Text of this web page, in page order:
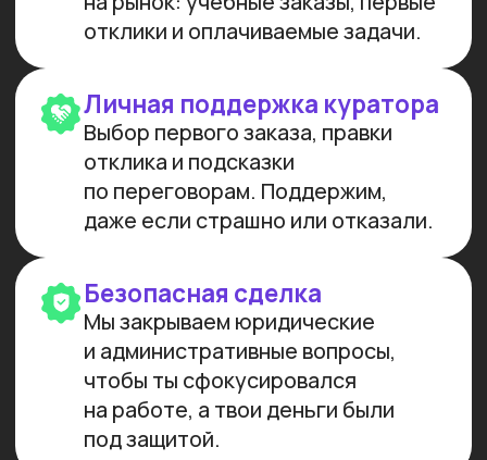
МЫ СОЗДАЕМ